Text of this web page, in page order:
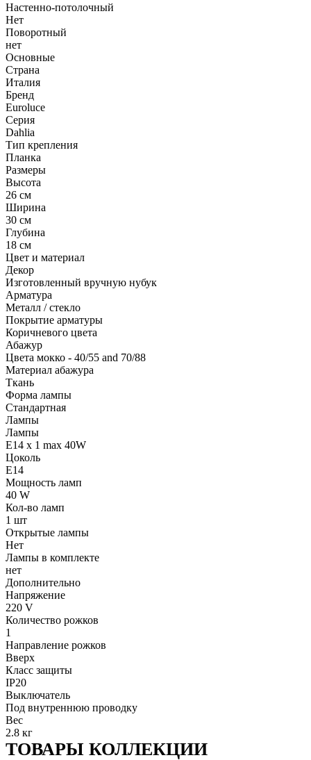
Настенно-потолочный
Нет
Поворотный
нет
Основные
Страна
Италия
Бренд
Euroluce
Серия
Dahlia
Тип крепления
Планка
Размеры
Высота
26 см
Ширина
30 см
Глубина
18 см
Цвет и материал
Декор
Изготовленный вручную нубук
Арматура
Металл / стекло
Покрытие арматуры
Коричневого цвета
Абажур
Цвета мокко - 40/55 and 70/88
Материал абажура
Ткань
Форма лампы
Стандартная
Лампы
Лампы
E14 x 1 max 40W
Цоколь
E14
Мощность ламп
40 W
Кол-во ламп
1 шт
Открытые лампы
Нет
Лампы в комплекте
нет
Дополнительно
Напряжение
220 V
Количество рожков
1
Направление рожков
Вверх
Класс защиты
IP20
Выключатель
Под внутреннюю проводку
Вес
2.8 кг
ТОВАРЫ КОЛЛЕКЦИИ